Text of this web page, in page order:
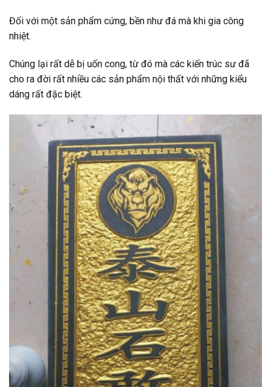
Đối với một sản phẩm cứng, bền như đá mà khi gia công
nhiệt.
Chúng lại rất dễ bị uốn cong, từ đó mà các kiến trúc sư đã
cho ra đời rất nhiều các sản phẩm nội thất với những kiểu
dáng rất đặc biệt.